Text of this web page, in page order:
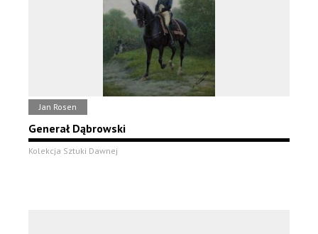
Jan Rosen
Generał Dąbrowski
Kolekcja Sztuki Dawnej